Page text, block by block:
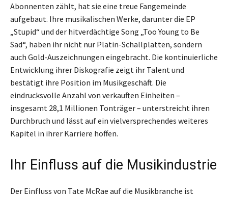
Abonnenten zählt, hat sie eine treue Fangemeinde
aufgebaut. Ihre musikalischen Werke, darunter die EP
„Stupid“ und der hitverdächtige Song „Too Young to Be
Sad“, haben ihr nicht nur Platin-Schallplatten, sondern
auch Gold-Auszeichnungen eingebracht. Die kontinuierliche
Entwicklung ihrer Diskografie zeigt ihr Talent und
bestätigt ihre Position im Musikgeschäft. Die
eindrucksvolle Anzahl von verkauften Einheiten –
insgesamt 28,1 Millionen Tonträger – unterstreicht ihren
Durchbruch und lässt auf ein vielversprechendes weiteres
Kapitel in ihrer Karriere hoffen.
Ihr Einfluss auf die Musikindustrie
Der Einfluss von Tate McRae auf die Musikbranche ist